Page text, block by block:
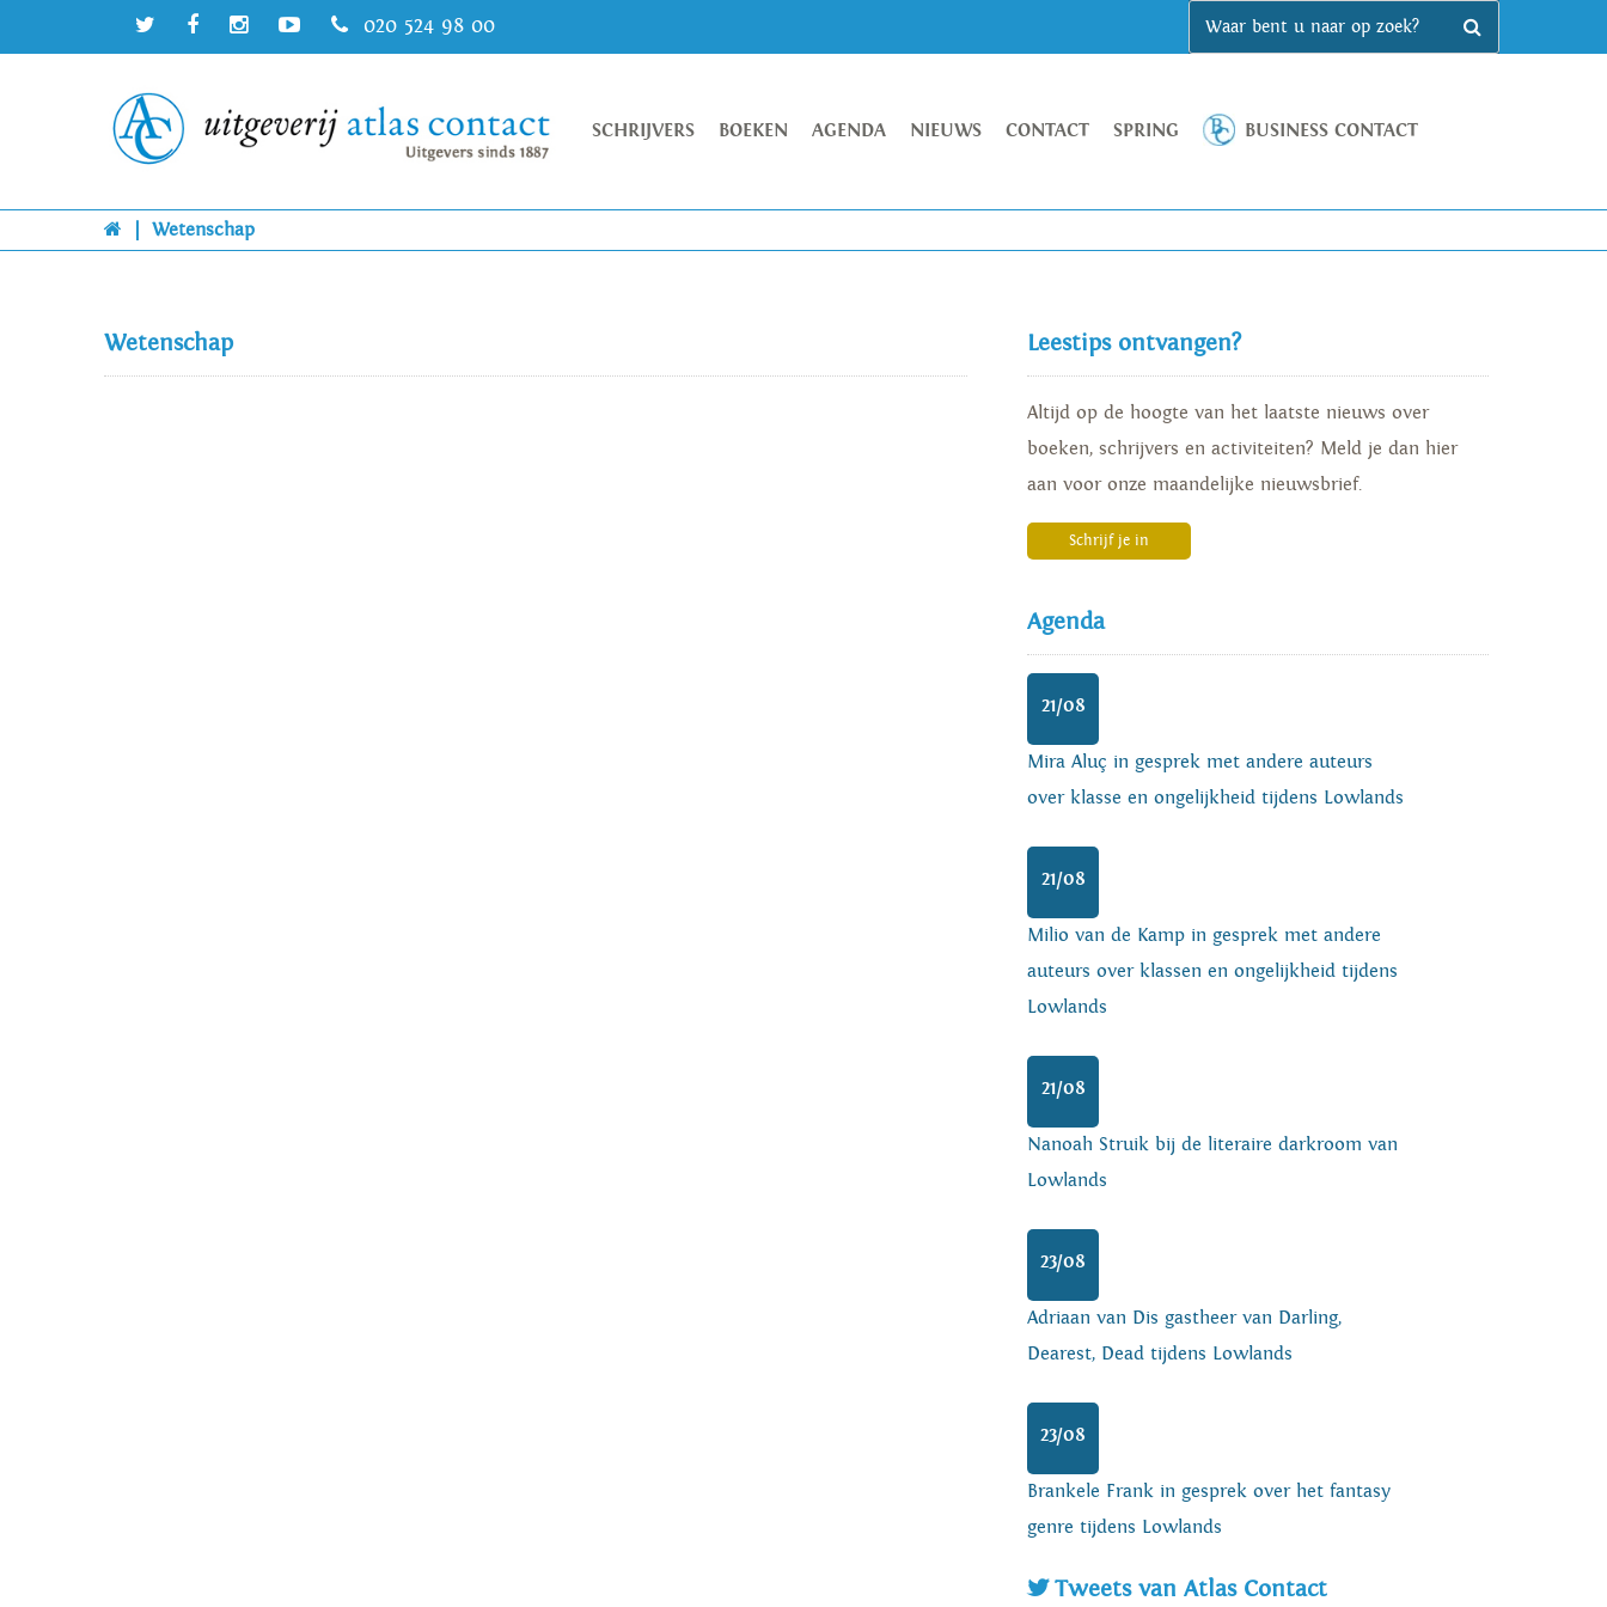
020 524 98 00
SCHRIJVERS BOEKEN AGENDA NIEUWS CONTACT SPRING BUSINESS CONTACT
Wetenschap
Wetenschap Leestips ontvangen?
Altijd op de hoogte van het laatste nieuws over
boeken, schrijvers en activiteiten? Meld je dan hier
aan voor onze maandelijke nieuwsbrief.
Schrijf je in
Agenda
21/08
Mira Aluç in gesprek met andere auteurs
over klasse en ongelijkheid tijdens Lowlands
21/08
Milio van de Kamp in gesprek met andere
auteurs over klassen en ongelijkheid tijdens
Lowlands
21/08
Nanoah Struik bij de literaire darkroom van
Lowlands
23/08
Adriaan van Dis gastheer van Darling,
Dearest, Dead tijdens Lowlands
23/08
Brankele Frank in gesprek over het fantasy
genre tijdens Lowlands
Tweets van Atlas Contact